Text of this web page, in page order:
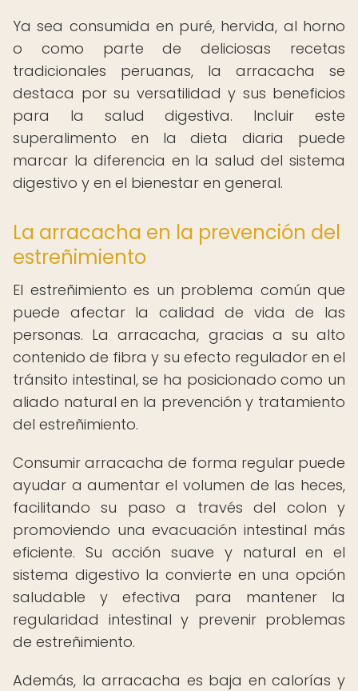
Ya sea consumida en puré, hervida, al horno
o como parte de deliciosas recetas
tradicionales peruanas, la arracacha se
destaca por su versatilidad y sus beneficios
para la salud digestiva. Incluir este
superalimento en la dieta diaria puede
marcar la diferencia en la salud del sistema
digestivo y en el bienestar en general.
La arracacha en la prevención del
estreñimiento
El estreñimiento es un problema común que
puede afectar la calidad de vida de las
personas. La arracacha, gracias a su alto
contenido de fibra y su efecto regulador en el
tránsito intestinal, se ha posicionado como un
aliado natural en la prevención y tratamiento
del estreñimiento.
Consumir arracacha de forma regular puede
ayudar a aumentar el volumen de las heces,
facilitando su paso a través del colon y
promoviendo una evacuación intestinal más
eficiente. Su acción suave y natural en el
sistema digestivo la convierte en una opción
saludable y efectiva para mantener la
regularidad intestinal y prevenir problemas
de estreñimiento.
Además, la arracacha es baja en calorías y